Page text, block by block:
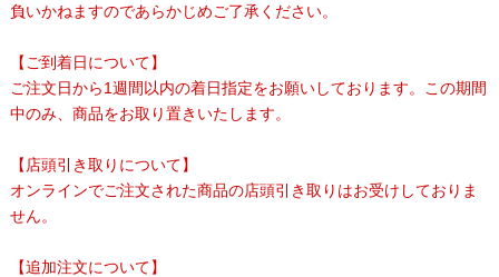
負いかねますのであらかじめご了承ください。
【ご到着日について】
ご注文日から1週間以内の着日指定をお願いしております。この期間
中のみ、商品をお取り置きいたします。
【店頭引き取りについて】
オンラインでご注文された商品の店頭引き取りはお受けしておりま
せん。
【追加注文について】